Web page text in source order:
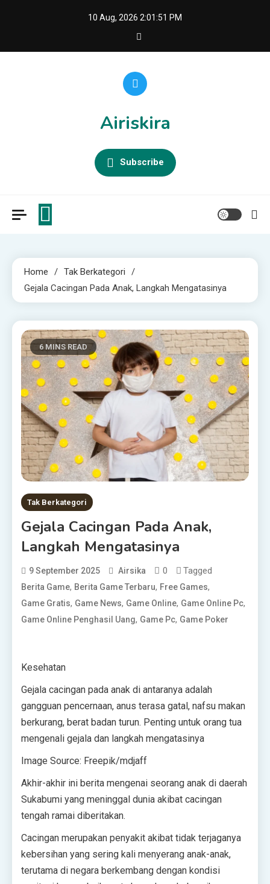
10 Aug, 2026 2:01:52 PM
Airiskira
Subscribe
Home
Tak Berkategori
Gejala Cacingan Pada Anak, Langkah Mengatasinya
6 MINS READ
Tak Berkategori
Gejala Cacingan Pada Anak,
Langkah Mengatasinya
9 September 2025 Airsika 0 Tagged
Berita Game, Berita Game Terbaru, Free Games,
Game Gratis, Game News, Game Online, Game Online Pc,
Game Online Penghasil Uang, Game Pc, Game Poker
Kesehatan
Gejala cacingan pada anak di antaranya adalah
gangguan pencernaan, anus terasa gatal, nafsu makan
berkurang, berat badan turun. Penting untuk orang tua
mengenali gejala dan langkah mengatasinya
Image Source: Freepik/mdjaff
Akhir-akhir ini berita mengenai seorang anak di daerah
Sukabumi yang meninggal dunia akibat cacingan
tengah ramai diberitakan.
Cacingan merupakan penyakit akibat tidak terjaganya
kebersihan yang sering kali menyerang anak-anak,
terutama di negara berkembang dengan kondisi